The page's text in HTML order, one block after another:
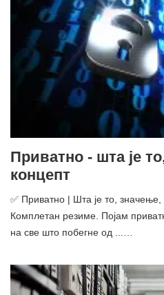
Приватно - шта је
концепт
✅ Приватно | Шта је то,
Комплетан резиме. Појам
на све што побегне од ...…